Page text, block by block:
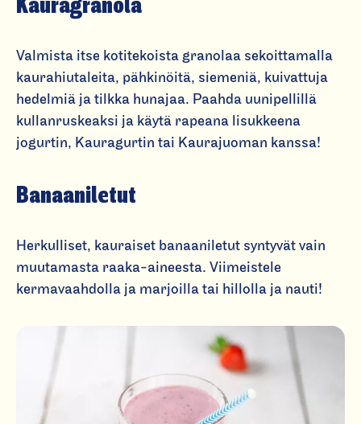
Valmista itse kotitekoista granolaa sekoittamalla
kaurahiutaleita, pähkinöitä, siemeniä, kuivattuja
hedelmiä ja tilkka hunajaa. Paahda uunipellillä
kullanruskeaksi ja käytä rapeana lisukkeena
jogurtin, Kauragurtin tai Kaurajuoman kanssa!
Banaaniletut
Herkulliset, kauraiset banaaniletut syntyvät vain
muutamasta raaka-aineesta. Viimeistele
kermavaahdolla ja marjoilla tai hillolla ja nauti!